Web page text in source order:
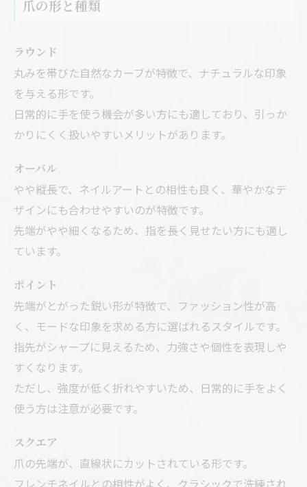
爪の形と種類
ラウンド
丸みを帯びた自然なカーブが特徴で、ナチュラルな印象
を与える形です。
日常的に手を使う機会が多い方にも適しており、引っか
かりにくく扱いやすいメリットがあります。
オーバル
やや縦長で、ネイルアートとの相性も良く、華やかなデ
ザインにも合わせやすいのが特徴です。
先端がやや細くなるため、指を長く見せたい方にも適し
ています。
ポイント
先端がとがった鋭い形が特徴で、ファッション性が高
く、モードな印象を求める方に選ばれるスタイルです。
指先がシャープに見えるため、力強さや個性を表現しや
すくなります。
ただし、強度が低く折れやすいため、日常的に手をよく
使う方は注意が必要です。
スクエア
爪の先端が、直線状にカットされている形です。
フレンチネイルとの相性がよく、クラシックで洗練され